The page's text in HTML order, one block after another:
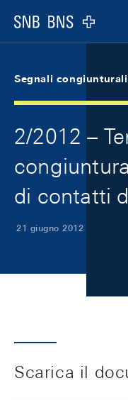
Logo
Segnali congiunturali
2/2012 –
di contatti
21 giugno 2012
Scarica il